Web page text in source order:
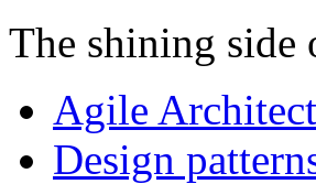
The shining side
Agile
Design